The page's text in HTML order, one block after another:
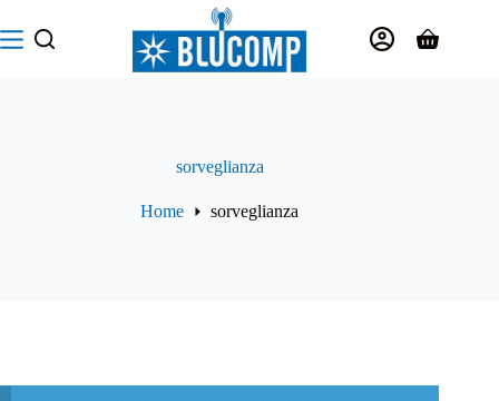
al
contenuto
Carrello
sorveglianza
Home sorveglianza